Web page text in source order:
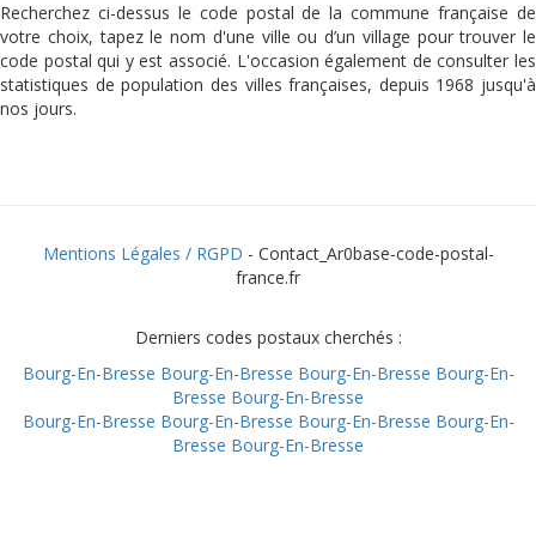
Recherchez ci-dessus le code postal de la commune française de
votre choix, tapez le nom d'une ville ou d’un village pour trouver le
code postal qui y est associé. L'occasion également de consulter les
statistiques de population des villes françaises, depuis 1968 jusqu'à
nos jours.
Mentions Légales / RGPD - Contact_Ar0base-code-postal-
france.fr
Derniers codes postaux cherchés :
Bourg-En-Bresse Bourg-En-Bresse Bourg-En-Bresse Bourg-En-
Bresse Bourg-En-Bresse
Bourg-En-Bresse Bourg-En-Bresse Bourg-En-Bresse Bourg-En-
Bresse Bourg-En-Bresse